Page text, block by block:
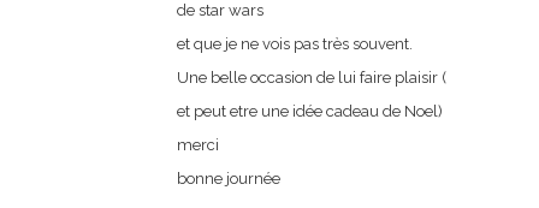
de star wars
et que je ne vois pas très souvent.
Une belle occasion de lui faire plaisir (
et peut etre une idée cadeau de Noel)
merci
bonne journée